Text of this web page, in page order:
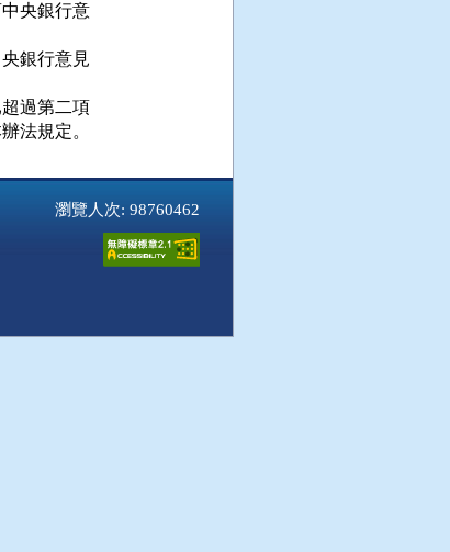
央銀行意
銀行意見
過第二項
法規定。
瀏覽人次: 98760462